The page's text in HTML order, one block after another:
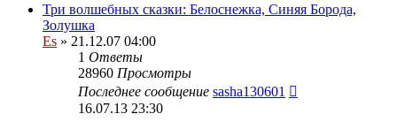
Три волшебных сказки: Белоснежка, Синяя Борода,
Золушка
Es » 21.12.07 04:00
1 Ответы
28960 Просмотры
Последнее сообщение sasha130601
16.07.13 23:30